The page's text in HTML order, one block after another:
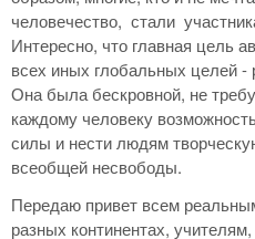
человечество, стали
Интересно, что главная цель
всех иных глобальных целей -
Она была бескровной, не
каждому человеку
силы и нести людям
всеобщей несвободы.
Передаю привет всем
разных континентах,